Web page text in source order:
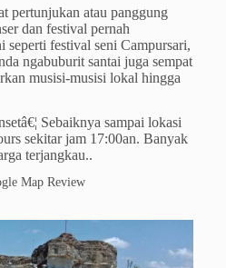
pertunjukan atau panggung
dan festival pernah
seperti festival seni Campursari,
ngabuburit santai juga sempat
musisi-musisi lokal hingga
Sebaiknya sampai lokasi
sekitar jam 17:00an. Banyak
terjangkau..
Map Review